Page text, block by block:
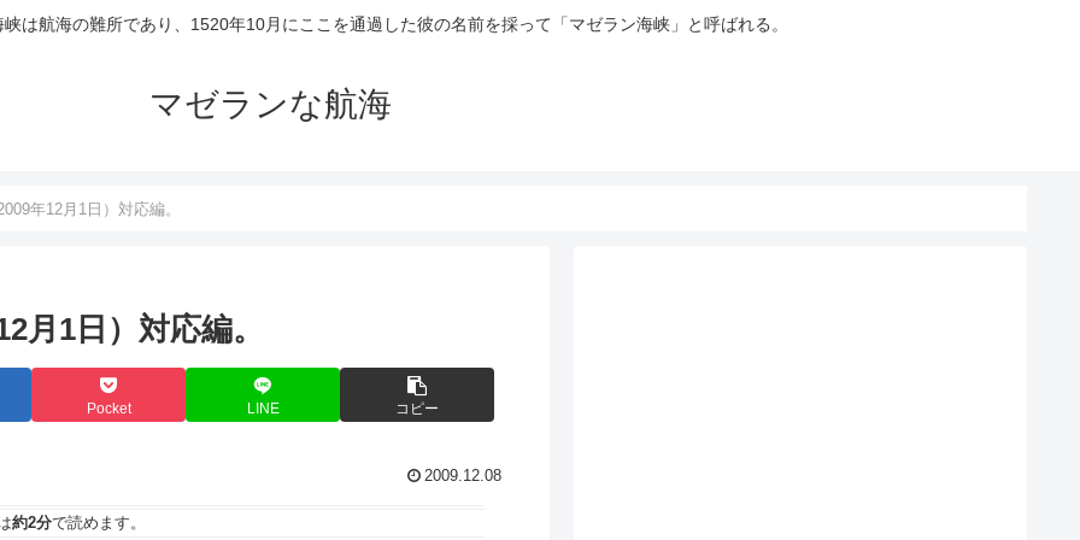
は航海の難所であり、1520年10月にここを通過した彼の名前を採って「マゼラン海峡」と呼ばれる。
マゼランな航海
年12月1日）対応編。
月1日）対応編。
Pocket LINE コピー
2009.12.08
約2分で読めます。